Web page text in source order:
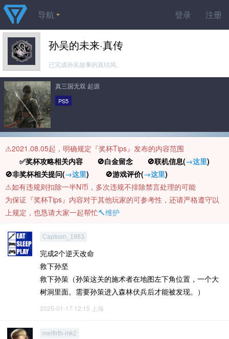
登录 注册
导航
孙吴的未来·真传
已完成孙吴故事的真结局。
真三国无双 起源
PS5
⚠️2021.08.05起，明确规定『奖杯Tips』发布的内容范围
✅奖杯攻略相关内容 🚫白金留念 🚫联机信息(→这里)
🚫非奖杯相关提问(→这里) 🚫游戏评价(→这里)
⚠️如有违规则扣除一半N币，多次违规不排除禁言处理的可能
为保证『奖杯Tips』内容对于其他玩家的可参考性，还请严格遵守以
上规定，也恳请大家一起帮忙🔨维护
Captoon_1983
完成2个逆天改命
救下孙坚
救下孙策（孙策这关的施术者在地图左下角位置，一个大
树洞里面。需要孙策进入森林伏兵后才能被发现。）
2025-01-17 12:15 上海
melfirth-mk2